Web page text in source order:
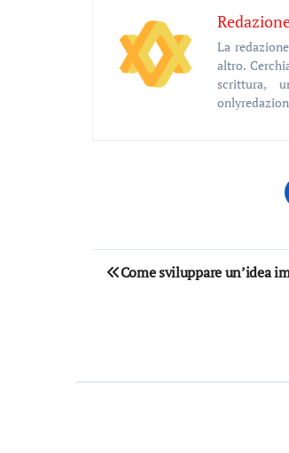
La redazione di BlogVoip.it si occupa di arte, cultura, nuove tecnologie, social media, musica, food e tanto
altro.
scrittura,
Navigazione
Come sviluppare un’idea